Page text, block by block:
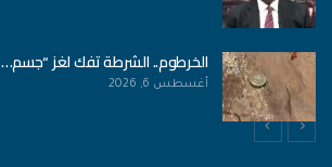
الخرطوم.. الشرطة تفك لغز “جسم…
أغسطس 6, 2026